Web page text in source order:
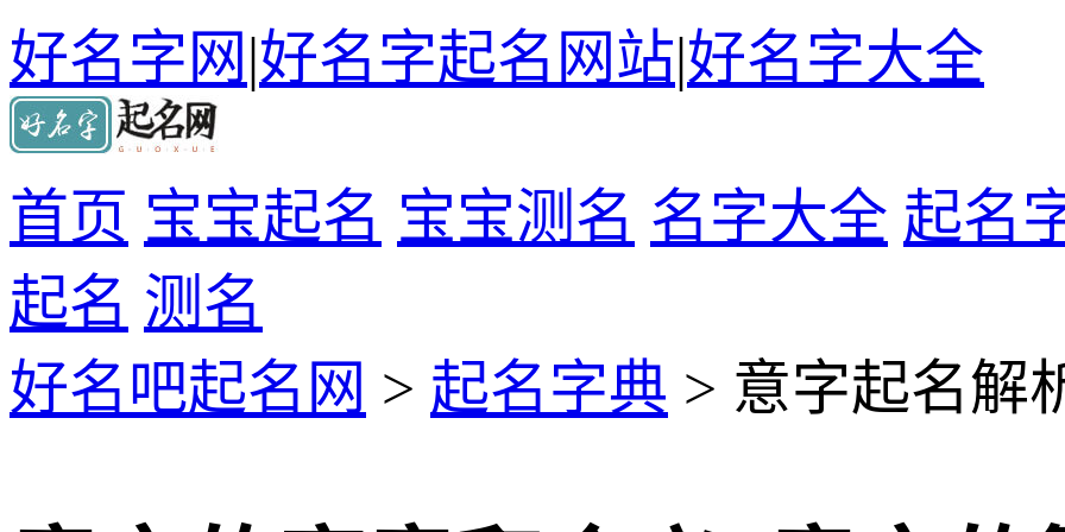
好名字网|好名字起名网站|好名字大全
首页 宝宝起名 宝宝测名 名字大全 起名
起名 测名
好名吧起名网 > 起名字典 > 意字起名解